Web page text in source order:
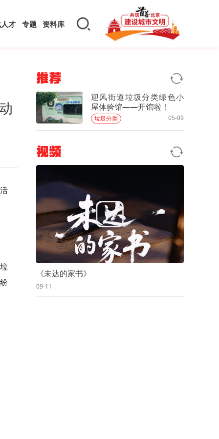
才 专题 资料库
推荐
迎风街道垃圾分类绿色小
屋体验馆——开馆啦！
垃圾分类 05-09
视频
《未达的家书》
09-11